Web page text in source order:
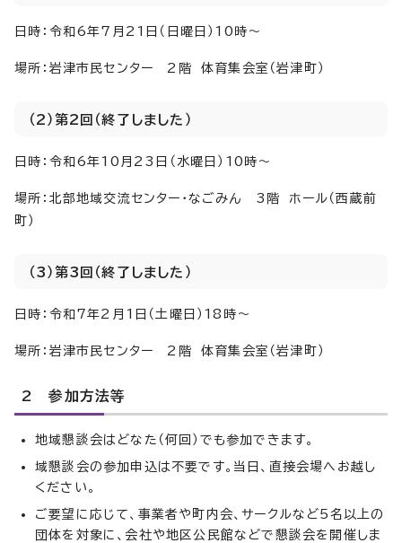
日時：令和6年7月21日（日曜日）10時～
場所：岩津市民センター 2階 体育集会室（岩津町）
（2）第2回（終了しました）
日時：令和6年10月23日（水曜日）10時～
場所：北部地域交流センター・なごみん 3階 ホール（西蔵前
町）
（3）第3回（終了しました）
日時：令和7年2月1日（土曜日）18時～
場所：岩津市民センター 2階 体育集会室（岩津町）
2 参加方法等
地域懇談会はどなた（何回）でも参加できます。
域懇談会の参加申込は不要です。当日、直接会場へお越し
ください。
ご要望に応じて、事業者や町内会、サークルなど5名以上の
団体を対象に、会社や地区公民館などで懇談会を開催しま